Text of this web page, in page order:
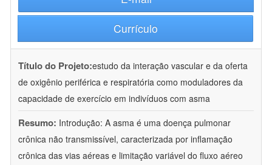
Currículo
Título do Projeto:estudo da interação vascular e da oferta
de oxigênio periférica e respiratória como moduladores da
capacidade de exercício em indivíduos com asma
Resumo: Introdução: A asma é uma doença pulmonar
crônica não transmissível, caracterizada por inflamação
crônica das vias aéreas e limitação variável do fluxo aéreo